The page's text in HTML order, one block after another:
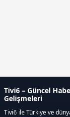
Tivi6 – Güncel
Gelişmeleri
Tivi6 ile Türkiye ve